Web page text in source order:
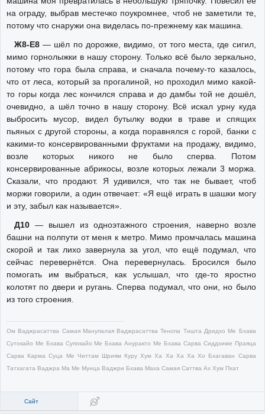
на ограду, выбрав местечко поукромнее, чтоб не заметили те,
потому что снаружи она виделась по-прежнему как машина.
Ж8-Е8— шёл по дорожке, видимо, от того места, где сигил,
мимо горнолыжки в нашу сторону. Только всё было зеркально,
потому что гора была справа, и сначала почему-то казалось,
что от леса, который за прогалиной, но проходил мимо какой-
то горы когда лес кончился справа и до дамбы той не дошёл,
очевидно, а шёл точно в нашу сторону. Всё искал урну куда
выбросить мусор, видел бутылку водки в траве и спящих
пьяных с другой стороны, а когда поравнялся с горой, банки с
какими-то консервированными фруктами на продажу, видимо,
возле которых никого не было сперва. Потом
консервированные абрикосы, возле которых лежали 3 моржа.
Сказали, что продают. Я удивился, что так не бывает, чтоб
моржи говорили, а один отвечает: «Я ещё играть в шашки могу
и эту, забыл как называется».
Д10— вышел из одноэтажного строения, наверно возле
башни на полпути от меня к метро. Мимо промчалась машина
скорой и так лихо завернула за угол, что ещё подумал, что
сейчас перевернётся. Она перевернулась. Бросился было
помогать им выбраться, как услышал, что где-то яростно
колотят по двери и ругань. Сперва подумал, что они, но было
из того строения.
Ом Ваджрасаттва Самая Манупалая Ваджрасаттва Тенопа Тишта Дридхо Ме Бхава
Сутокайо Ме Бхава Супокайо Ме Бхава Ануракто Ме Бхава Сарва Сиддхиме Праяца
Сарва Карма Суца Ме Читтам Шриям Куру Хум Ха Ха Ха Ха Хо Бхагаван Сарва
Татхагата Ваджра Ма Ме Мунца Ваджри Бхава Маха Самая Саттва Ах Хум Пхат
Сайт